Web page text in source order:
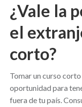
¿Vale la
el
corto?
Tomar un curso
oportunidad para
fuera de tu país.